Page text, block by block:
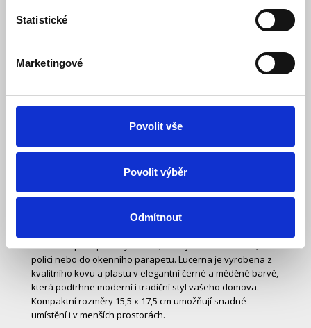
Statistické
Marketingové
Povolit vše
Povolit výběr
Odmítnout
Popis
Specifikace
atmosféry v každém interiéru. Díky deseti jemným LED
polici nebo do okenního parapetu. Lucerna je vyrobena z
kvalitního kovu a plastu v elegantní černé a měděné barvě,
která podtrhne moderní i tradiční styl vašeho domova.
Kompaktní rozměry 15,5 x 17,5 cm umožňují snadné
umístění i v menších prostorách.